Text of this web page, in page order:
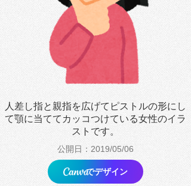
人差し指と親指を広げてピストルの形にし
て顎に当ててカッコつけている女性のイラ
ストです。
公開日：2019/05/06
でデザイン